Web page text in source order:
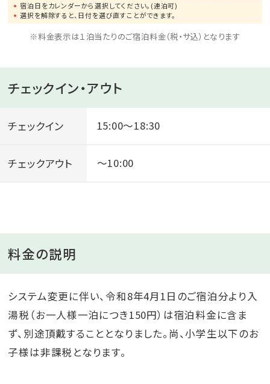
宿泊日をカレンダーから選択してください。(連泊可)
選択を解除すると、日付を選び直すことができます。
※料金表示は１泊当たりのご宿泊料金（税・サ込）となります
チェックイン・アウト
チェックイン 15:00～18:30
チェックアウト ～10:00
料金の説明
システム変更に伴い、令和8年4月1日のご宿泊分より入
湯税（お一人様一泊につき150円）は宿泊料金に含ま
ず、別途頂戴することとなりました。尚、小学生以下のお
子様は非課税となります。